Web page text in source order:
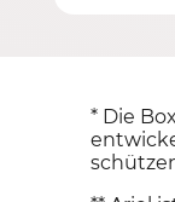
* Die